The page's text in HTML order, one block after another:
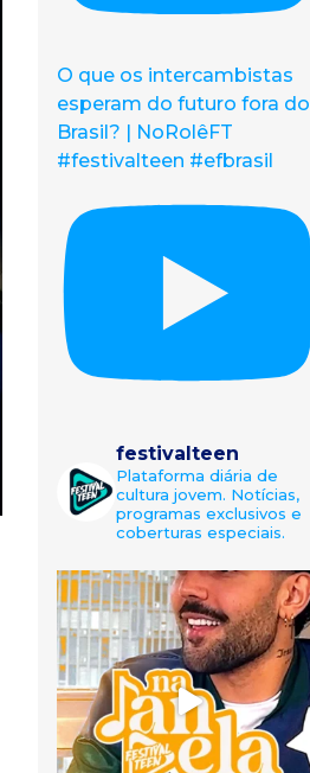
O que os intercambistas
esperam do futuro fora do
Brasil? | NoRolêFT
#festivalteen #efbrasil
festivalteen
Plataforma diária de
cultura jovem. Notícias,
programas exclusivos e
coberturas especiais.